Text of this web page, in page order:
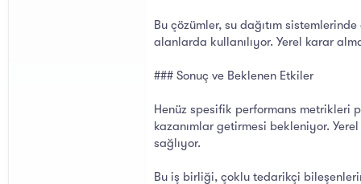
Bu çözümler, su dağıtım
alanlarda kullanılıyor. Yerel karar
### Sonuç ve Beklenen Etkiler
Henüz spesifik performans metrikleri
kazanımlar getirmesi bekleniyor.
sağlıyor.
Bu iş birliği, çoklu tedarikçi